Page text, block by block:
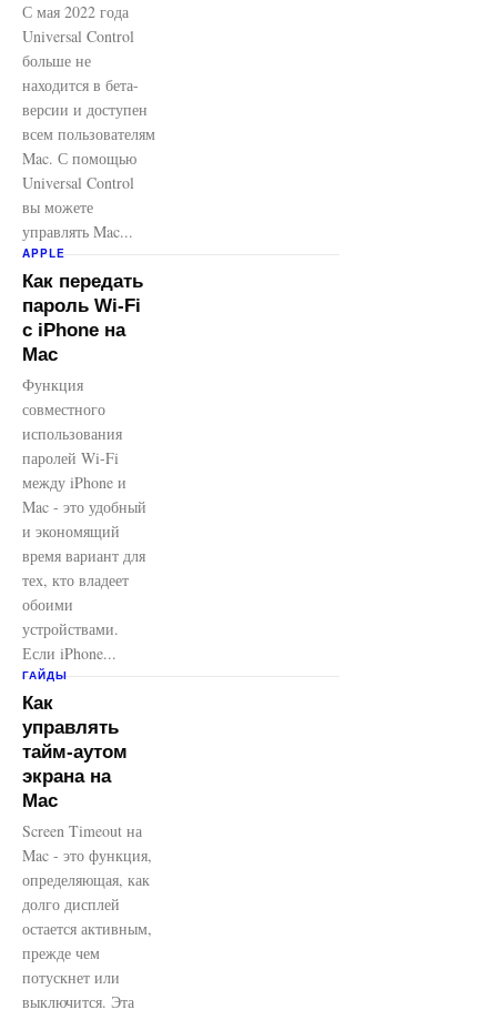
С мая 2022 года
Universal Control
больше не
находится в бета-
версии и доступен
всем пользователям
Mac. С помощью
Universal Control
вы можете
управлять Mac...
APPLE
Как передать
пароль Wi-Fi
с iPhone на
Mac
Функция
совместного
использования
паролей Wi-Fi
между iPhone и
Mac - это удобный
и экономящий
время вариант для
тех, кто владеет
обоими
устройствами.
Если iPhone...
ГАЙДЫ
Как
управлять
тайм-аутом
экрана на
Mac
Screen Timeout на
Mac - это функция,
определяющая, как
долго дисплей
остается активным,
прежде чем
потускнет или
выключится. Эта